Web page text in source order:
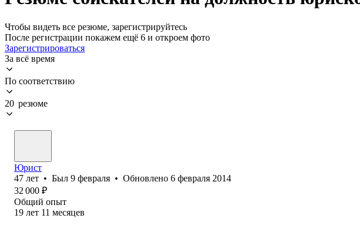
Чтобы видеть все резюме, зарегистрируйтесь
После регистрации покажем ещё 6 и откроем фото
Зарегистрироваться
За всё время
По соответствию
20 резюме
Юрист
47 лет • Был 9 февраля • Обновлено 6 февраля 2014
32 000 ₽
Общий опыт
19 лет 11 месяцев